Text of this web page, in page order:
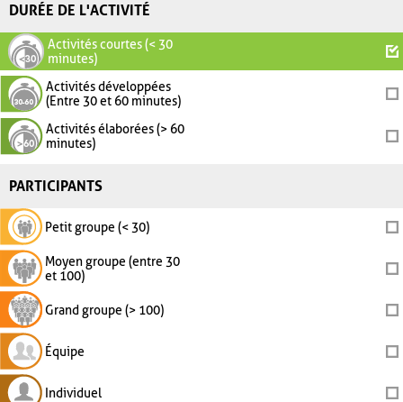
DURÉE DE L'ACTIVITÉ
Activités courtes (< 30
minutes)
Activités développées
(Entre 30 et 60 minutes)
Activités élaborées (> 60
minutes)
PARTICIPANTS
Petit groupe (< 30)
Moyen groupe (entre 30
et 100)
Grand groupe (> 100)
Équipe
Individuel